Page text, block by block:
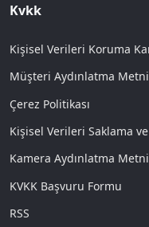
Kvkk
Kişisel Verileri Koruma
Müşteri Aydınlatma Metni
Çerez Politikası
Kişisel Verileri Saklama
Kamera Aydınlatma Metni
KVKK Başvuru Formu
RSS